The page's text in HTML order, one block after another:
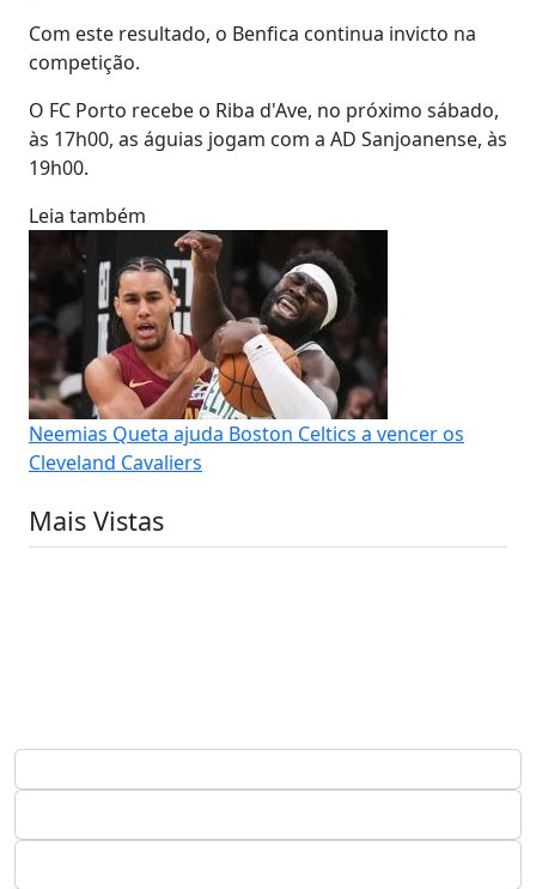
Com este resultado, o Benfica continua invicto na
competição.
O FC Porto recebe o Riba d'Ave, no próximo sábado,
às 17h00, as águias jogam com a AD Sanjoanense, às
19h00.
Leia também
Neemias Queta ajuda Boston Celtics a vencer os
Cleveland Cavaliers
Mais Vistas